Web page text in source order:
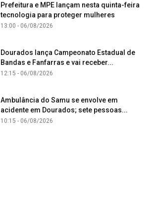
Prefeitura e MPE lançam nesta quinta-feira
tecnologia para proteger mulheres
13:00 - 06/08/2026
Dourados lança Campeonato Estadual de
Bandas e Fanfarras e vai receber...
12:15 - 06/08/2026
Ambulância do Samu se envolve em
acidente em Dourados; sete pessoas...
10:15 - 06/08/2026